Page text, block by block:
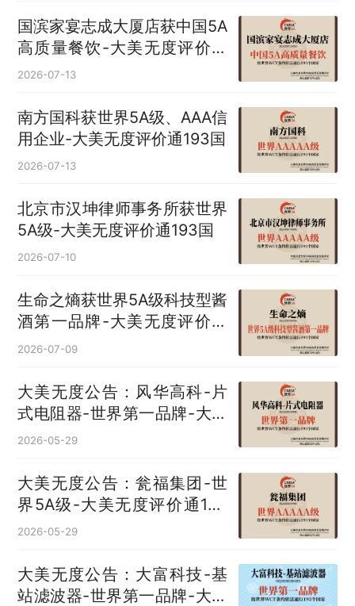
国滨家宴志成大厦店获中国5A
高质量餐饮-大美无度评价通
193国
2026-07-13
南方国科获世界5A级、AAA信
用企业-大美无度评价通193国
2026-07-13
北京市汉坤律师事务所获世界
5A级-大美无度评价通193国
2026-07-10
生命之熵获世界5A级科技型酱
酒第一品牌-大美无度评价通
193国
2026-07-09
大美无度公告：风华高科-片
式电阻器‌-世界第一品牌-大美
无度评价通193国
2026-05-29
大美无度公告：瓮福集团-世
界5A级-大美无度评价通193
国
2026-05-29
大美无度公告：大富科技-基
站滤波器‌-世界第一品牌-大美